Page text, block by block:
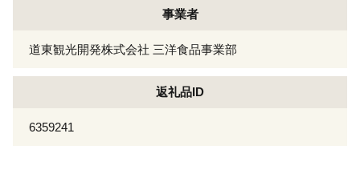
事業者
道東観光開発株式会社 三洋食品事業部
返礼品ID
6359241